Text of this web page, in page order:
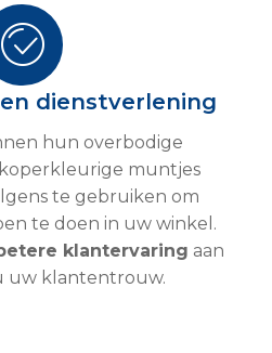
dienstverlening
hun overbodige
muntjes
te gebruiken om
te doen in uw winkel.
klantervaring aan
uw klantentrouw.